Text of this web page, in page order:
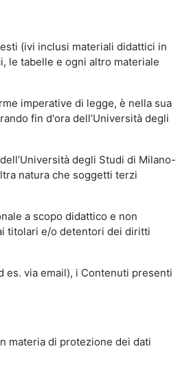
(ivi inclusi materiali didattici in
le tabelle e ogni altro materiale
imperative di legge, è nella sua
fin d'ora dell’Università degli
degli Studi di Milano-
natura che soggetti terzi
a scopo didattico e non
titolari e/o detentori dei diritti
es. via email), i Contenuti presenti
materia di protezione dei dati